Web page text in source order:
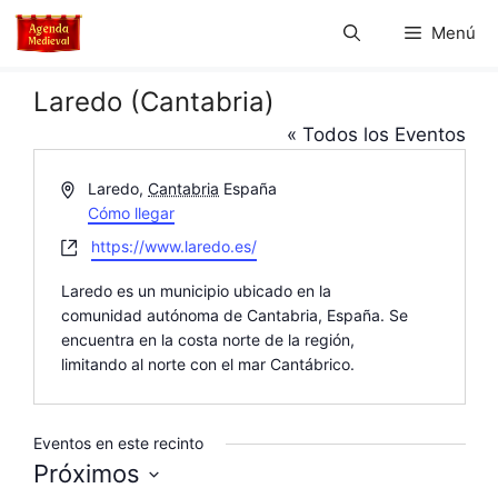
Saltar
Menú
Laredo (Cantabria)
« Todos los Eventos
D
r
e
c
c
i
ó
Laredo, Cantabria España
Cómo llegar
W
b
s
i
t
https://www.laredo.es/
Laredo es un municipio ubicado en la
comunidad autónoma de Cantabria, España. Se
encuentra en la costa norte de la región,
limitando al norte con el mar Cantábrico.
Eventos en este recinto
Próximos